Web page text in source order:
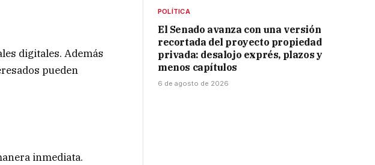
digitales. Además
pueden
inmediata.
POLÍTICA
El Senado avanza con una versión
recortada del proyecto propiedad
privada: desalojo exprés, plazos y
menos capítulos
6 de agosto de 2026